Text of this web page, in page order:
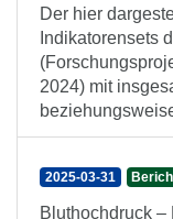
Der hier
Indikatorensets
2024) mit
2025-03-31
Bluthochdruck –